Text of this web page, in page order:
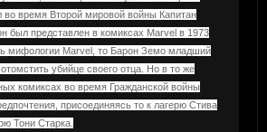
во время Второй мировой войны Капитан
был представлен в комиксах Marvel в 1973
мифологии Marvel, то Барон Земо младший
убийце своего отца. Но в то же
комиксах во время Гражданской войны
присоединяясь то к лагерю Стива
Тони Старка.